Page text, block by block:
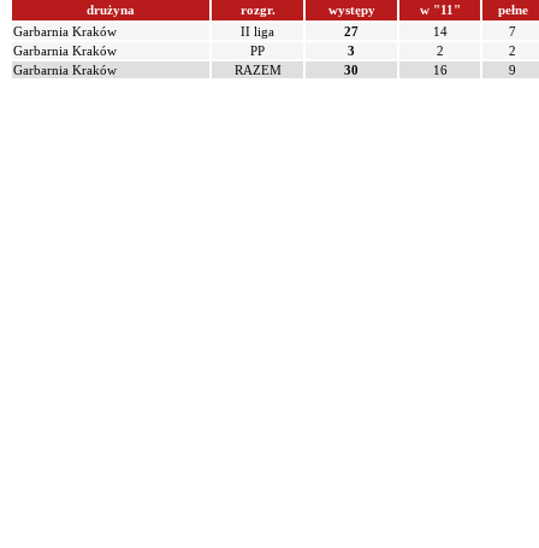
drużyna rozgr. występy w "11"
pełne
Garbarnia Kraków
II liga 27 14
7
Garbarnia Kraków
PP 3 2
2
Garbarnia Kraków
RAZEM 30 16 9